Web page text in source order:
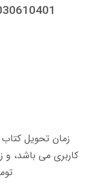
تومانی